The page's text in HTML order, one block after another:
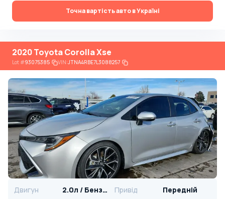
Точна вартість авто в Україні
2020 Toyota Corolla Xse
Lot#93075385 VIN:JTNA4RBE7L3088257
Двигун 2.0л / Бензин Привід
Передній